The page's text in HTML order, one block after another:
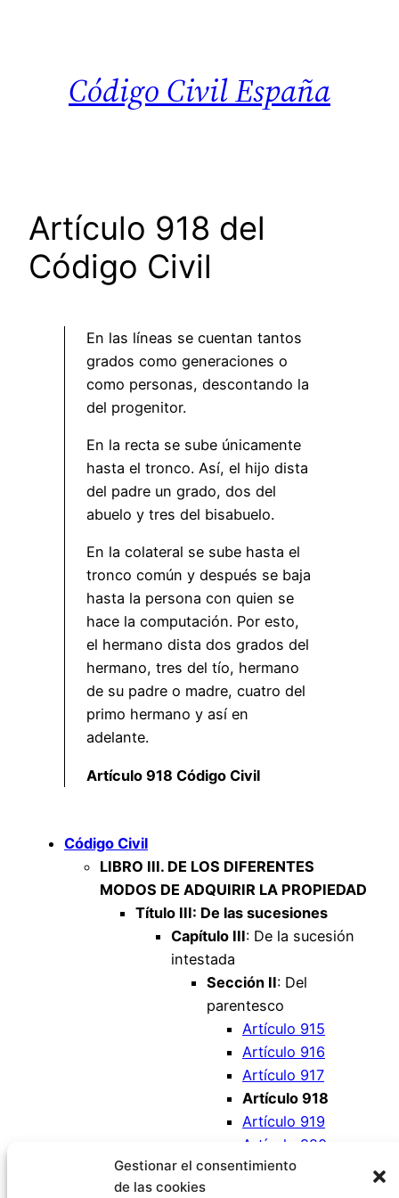
Gestionar el consentimiento
de las cookies
Código Civil España
Artículo 918 del
Código Civil
En las líneas se cuentan tantos
grados como generaciones o
como personas, descontando la
del progenitor.
En la recta se sube únicamente
hasta el tronco. Así, el hijo dista
del padre un grado, dos del
abuelo y tres del bisabuelo.
En la colateral se sube hasta el
tronco común y después se baja
hasta la persona con quien se
hace la computación. Por esto,
el hermano dista dos grados del
hermano, tres del tío, hermano
de su padre o madre, cuatro del
primo hermano y así en
adelante.
Artículo 918 Código Civil
Código Civil
LIBRO III. DE LOS DIFERENTES
MODOS DE ADQUIRIR LA PROPIEDAD
Título III: De las sucesiones
Capítulo III: De la sucesión
intestada
Sección II: Del
parentesco
Artículo 915
Artículo 916
Artículo 917
Artículo 918
Artículo 919
Artículo 920
Artículo 921